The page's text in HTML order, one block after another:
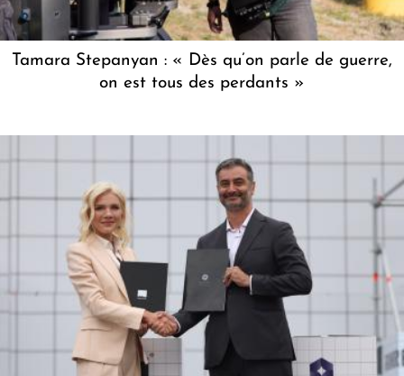
Tamara Stepanyan : « Dès qu’on parle de guerre,
on est tous des perdants »